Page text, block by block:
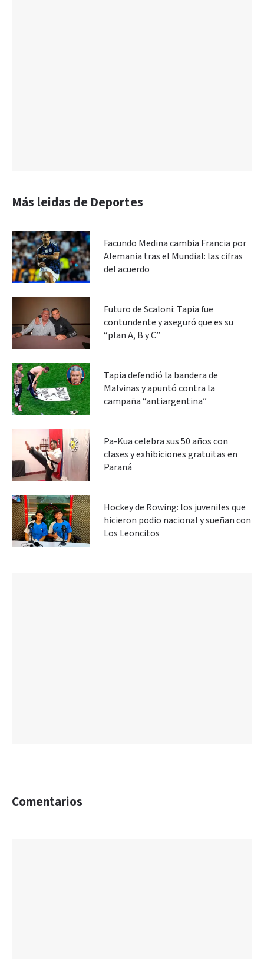
Más leidas de Deportes
Facundo Medina cambia Francia por
Alemania tras el Mundial: las cifras
del acuerdo
Futuro de Scaloni: Tapia fue
contundente y aseguró que es su
“plan A, B y C”
Tapia defendió la bandera de
Malvinas y apuntó contra la
campaña “antiargentina”
Pa-Kua celebra sus 50 años con
clases y exhibiciones gratuitas en
Paraná
Hockey de Rowing: los juveniles que
hicieron podio nacional y sueñan con
Los Leoncitos
Comentarios